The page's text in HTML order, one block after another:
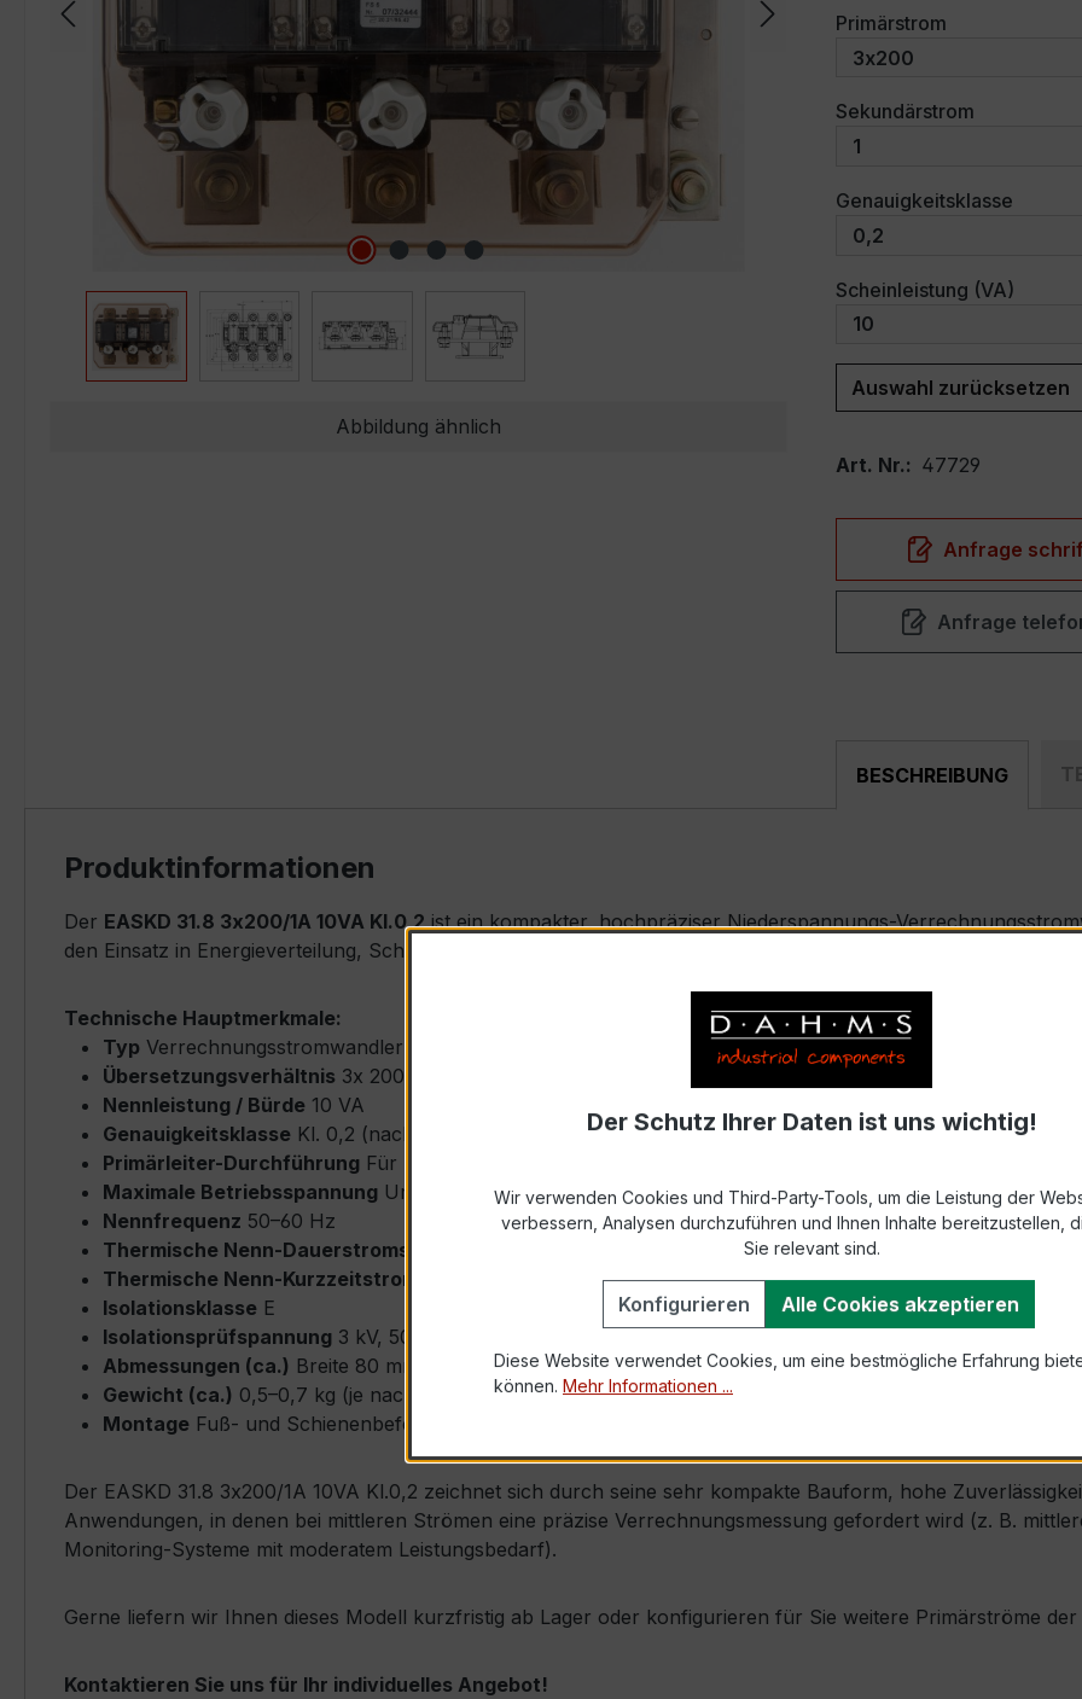
Abbildung ähnlich
Primärstrom
Sekundärstrom
Genauigkeitsklasse
Scheinleistung (VA)
Auswahl zurücksetzen
Art. Nr.: 47729
Anfrage
Anfrage
BESCHREIBUNG
Produktinformationen
Der EASKD 31.8 3x200/1A 10VA Kl.0,2ist ein kompakter, hochpräziser Niederspannungs-
den Einsatz in Energieverteilung, Schaltanlagen, Zählerfeldern und industriellen Mess- und
Technische Hauptmerkmale:
Typ Verrechnungsstromwandler (Ringkern-Type) – EASKD 31.8
Übersetzungsverhältnis 3x 200/1 A (Primärnennstrom 200 A pro Phase, Sekundärnennstrom 1 A)
Nennleistung / Bürde 10 VA
Genauigkeitsklasse Kl. 0,2 (nach IEC/EN 61869-2 bzw. DIN EN 61869-2)
Primärleiter-Durchführung Für Rundleiter bis max. Ø 31 mm (Kabeldurchführung)
Maximale Betriebsspannung Um ≤ 0,72 kV
Nennfrequenz 50–60 Hz
Thermische Nenn-Dauerstromstärke
Icth = 1,0 × Ipr (Dauerstrom 1 × Primärnennstrom)
Thermische Nenn-Kurzzeitstromstärke
Ith = 60 × Ipr, 1 s
Isolationsklasse E
Isolationsprüfspannung 3 kV, 50 Hz, 1 min
Abmessungen (ca.) Breite 80 mm × Höhe 60 mm × Tiefe 35 mm
Gewicht (ca.) 0,5–0,7 kg (je nach Ausführung)
Montage Fuß- und Schienenbefestigung möglich, inkl. Isolierschutzkappe
Der EASKD 31.8 3x200/1A 10VA Kl.0,2 zeichnet sich durch seine sehr kompakte Bauform, hohe
Anwendungen, in denen bei mittleren Strömen eine präzise Verrechnungsmessung gefordert wird (z. B.
Monitoring-Systeme mit moderatem Leistungsbedarf).
Gerne liefern wir Ihnen dieses Modell kurzfristig ab Lager oder konfigurieren für Sie weitere Primärströme der
Kontaktieren Sie uns für Ihr individuelles Angebot!
Der Schutz Ihrer Daten ist uns wichtig!
Wir verwenden Cookies und Third-Party-Tools, um die Leistung der
verbessern, Analysen durchzuführen und Ihnen Inhalte bereitzustellen,
Sie relevant sind.
Konfigurieren Alle Cookies akzeptieren
Diese Website verwendet Cookies, um eine bestmögliche Erfahrung
können. Mehr Informationen ...